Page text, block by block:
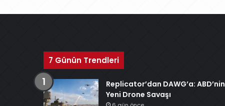
7 Günün Trendleri
Replicator’dan DAWG’a: ABD’nin
Yeni Drone Savaşı